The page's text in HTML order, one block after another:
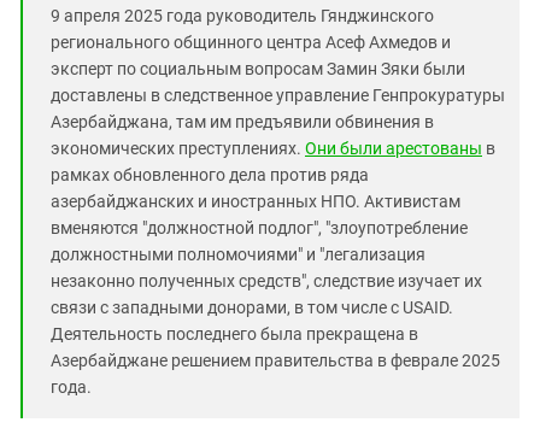
9 апреля 2025 года руководитель Гянджинского
регионального общинного центра Асеф Ахмедов и
эксперт по социальным вопросам Замин Зяки были
доставлены в следственное управление Генпрокуратуры
Азербайджана, там им предъявили обвинения в
экономических преступлениях. Они были арестованы в
рамках обновленного дела против ряда
азербайджанских и иностранных НПО. Активистам
вменяются "должностной подлог", "злоупотребление
должностными полномочиями" и "легализация
незаконно полученных средств", следствие изучает их
связи с западными донорами, в том числе с USAID.
Деятельность последнего была прекращена в
Азербайджане решением правительства в феврале 2025
года.